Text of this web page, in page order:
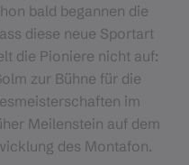
bald begannen die
diese neue Sportart
die Pioniere nicht auf:
zur Bühne für die
im
Meilenstein auf dem
des Montafon.